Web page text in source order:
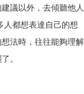
議以外，去傾聽他人
人都想表達自己的想
法時，往往能夠理解
。